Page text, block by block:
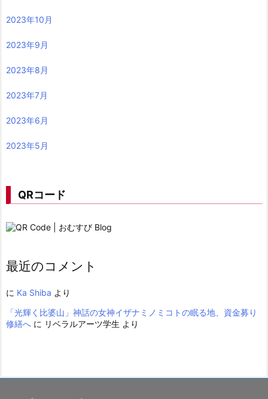
2023年10月
2023年9月
2023年8月
2023年7月
2023年6月
2023年5月
QRコード
最近のコメント
に Ka Shiba より
「光輝く比婆山」神話の女神イザナミノミコトの眠る地、資金募り
修繕へ に リベラルアーツ学生 より